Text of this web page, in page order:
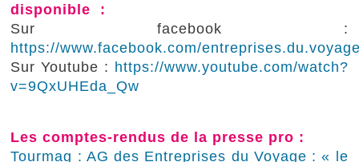
disponible :
Sur facebook :
https://www.facebook.com/
Sur Youtube : https://www.youtube.com/watch?
v=9QxUHEda_Qw
Les comptes-rendus de la presse pro :
Tourmag : AG des Entreprises du Voyage : « le